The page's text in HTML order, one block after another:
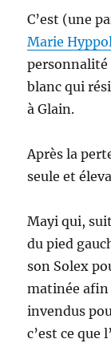
C’est (une
Marie
personnalité
blanc qui
à Glain.
Après la
seule et
Mayi qui,
du pied
son Solex
matinée afin
invendus
c’est ce que